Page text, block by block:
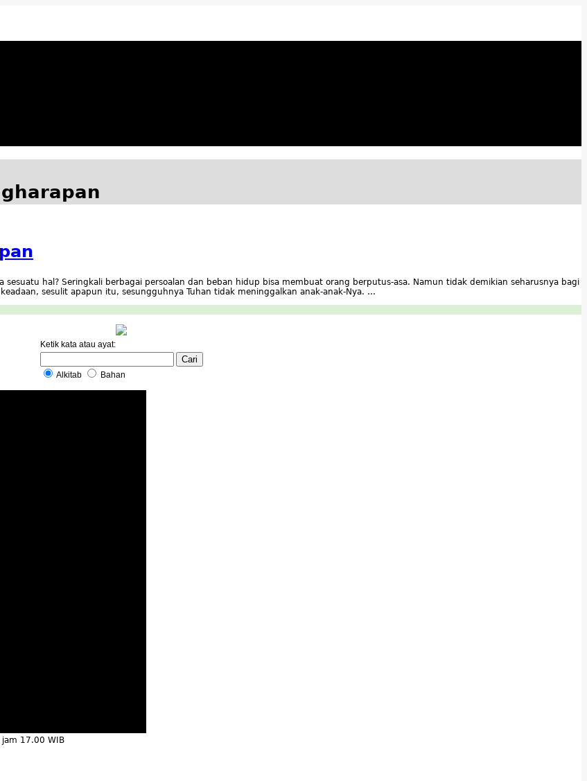
hal? Seringkali berbagai persoalan dan beban hidup bisa membuat orang berputus-asa. Namun tidak demikian seharusnya bagi
sesulit apapun itu, sesungguhnya Tuhan tidak meninggalkan anak-anak-Nya. …
Ketik kata atau ayat:
Alkitab Bahan
jam 17.00 WIB